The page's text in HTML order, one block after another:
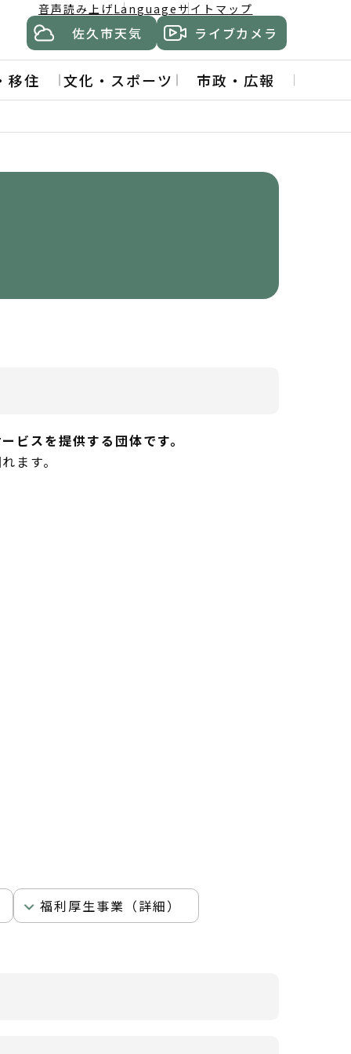
音声読み上げLanguage サイトマップ
佐久市天気 ライブカメラ
移住 文化・スポーツ 市政・広報
ビスを提供する団体です。
ます。
福利厚生事業（詳細）